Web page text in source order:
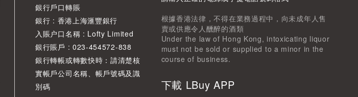
銀行戶口轉賬
銀行 : 香港上海滙豐銀行
入賬户口名稱 : Lofty Limited
銀行賬戶 : 023-454572-838
銀行轉帳或轉數快時：請清楚核
實帳戶公司名稱、帳戶號碼及識
別碼
根據香港法律，不得在業務過程中，向未成年人售
賣或供應令人醺醉的酒類
Under the law of Hong Kong, intoxicating liquor
must not be sold or supplied to a minor in the
course of business.
下載 LBuy APP